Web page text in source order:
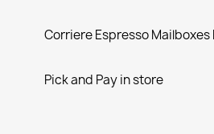
Corriere Espresso Mailboxes
Pick and Pay in store